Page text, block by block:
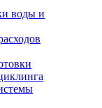
воды и